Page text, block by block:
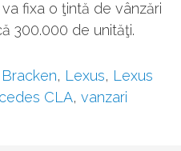
fixa o ţintă de vânzări
300.000 de unităţi.
, Lexus, Lexus
CLA, vanzari